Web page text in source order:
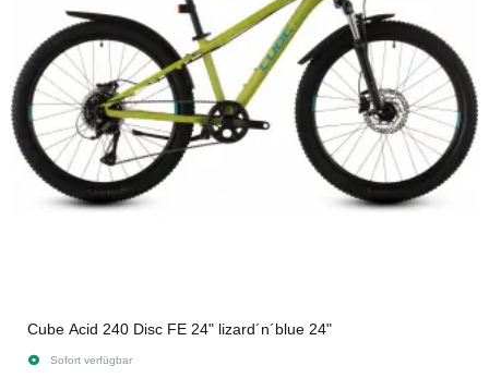
Cube Acid 240 Disc FE 24" lizard´n´blue 24"
Sofort verfügbar